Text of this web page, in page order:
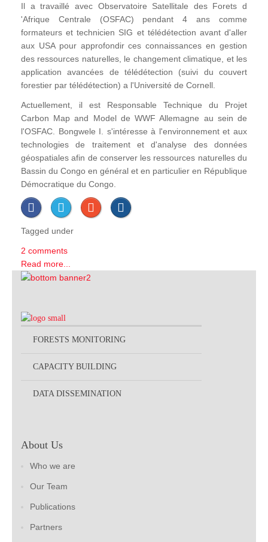
Il a travaillé avec Observatoire Satellitale des Forets d
'Afrique Centrale (OSFAC) pendant 4 ans comme
formateurs et technicien SIG et télédétection avant d'aller
aux USA pour approfondir ces connaissances en gestion
des ressources naturelles, le changement climatique, et les
application avancées de télédétection (suivi du couvert
forestier par télédétection) a l'Université de Cornell.
Actuellement, il est Responsable Technique du Projet
Carbon Map and Model de WWF Allemagne au sein de
l'OSFAC. Bongwele I. s'intéresse à l'environnement et aux
technologies de traitement et d'analyse des données
géospatiales afin de conserver les ressources naturelles du
Bassin du Congo en général et en particulier en République
Démocratique du Congo.
Tagged under
2 comments
Read more...
FORESTS MONITORING
CAPACITY BUILDING
DATA DISSEMINATION
About Us
Who we are
Our Team
Publications
Partners